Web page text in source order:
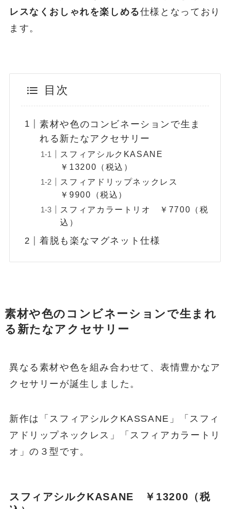
レスなくおしゃれを楽しめる仕様となっており
ます。
目次
素材や色のコンビネーションで生ま
れる新たなアクセサリー
スフィアシルクKASANE
￥13200（税込）
スフィアドリップネックレス
￥9900（税込）
スフィアカラートリオ ￥7700（税
込）
着脱も楽なマグネット仕様
素材や色のコンビネーションで生まれ
る新たなアクセサリー
異なる素材や色を組み合わせて、表情豊かなア
クセサリーが誕生しました。
新作は「スフィアシルクKASSANE」「スフィ
アドリップネックレス」「スフィアカラートリ
オ」の３型です。
スフィアシルクKASANE ￥13200（税